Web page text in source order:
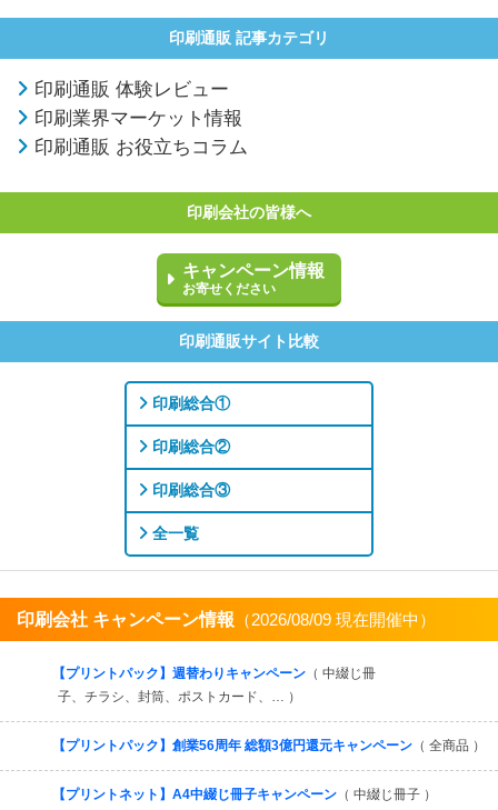
印刷通販 記事カテゴリ
印刷通販 体験レビュー
印刷業界マーケット情報
印刷通販 お役立ちコラム
印刷会社の皆様へ
キャンペーン情報
お寄せください
印刷通販サイト比較
印刷総合①
印刷総合②
印刷総合③
全一覧
印刷会社 キャンペーン情報 （2026/08/09 現在開催中）
【プリントパック】週替わりキャンペーン （ 中綴じ冊
子、チラシ、封筒、ポストカード、… ）
【プリントパック】創業56周年 総額3億円還元キャンペーン （ 全商品 ）
【プリントネット】A4中綴じ冊子キャンペーン （ 中綴じ冊子 ）